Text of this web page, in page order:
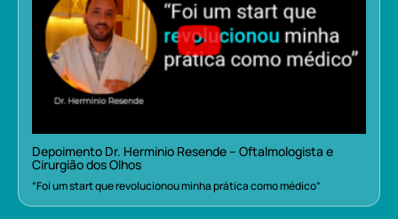
Depoimento Dr. Herminio Resende – Oftalmologista e
Cirurgião dos Olhos
“Foi um start que revolucionou minha prática como médico”